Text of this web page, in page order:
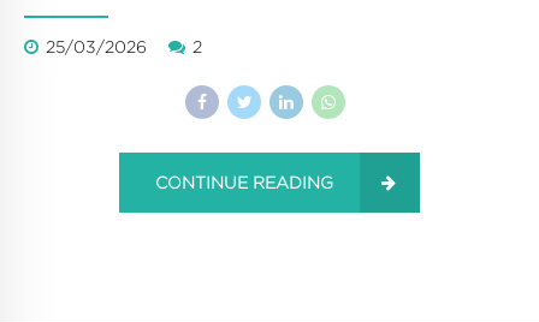
25/03/2026 2
CONTINUE READING